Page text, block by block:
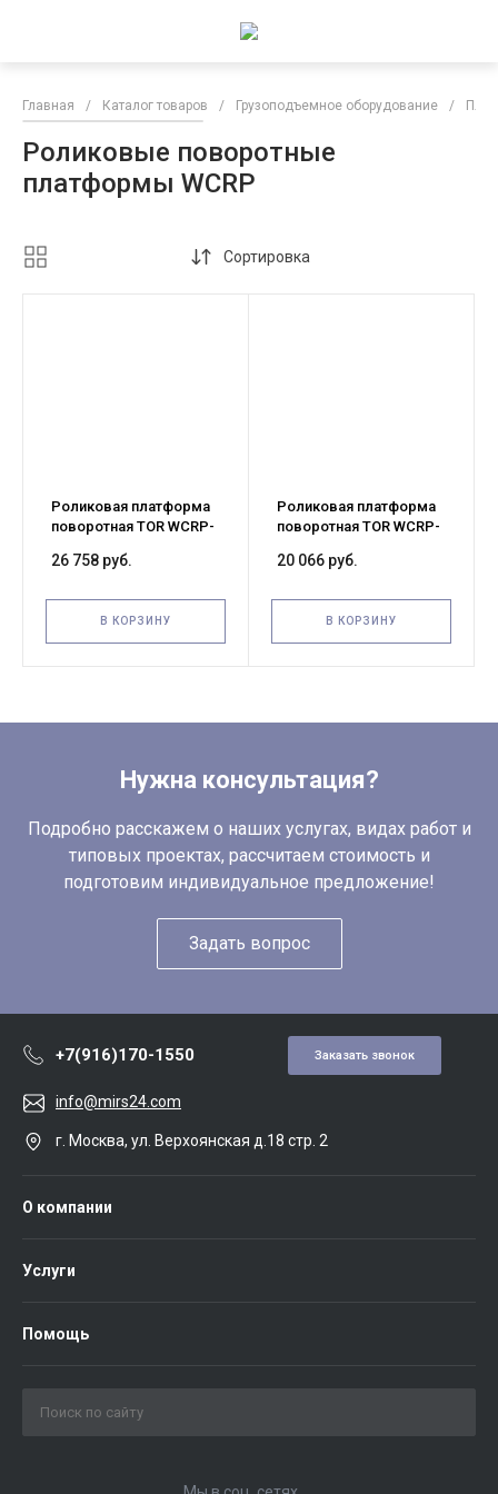
Главная / Каталог товаров / Грузоподъемное оборудование /
Роликовые поворотные
платформы WCRP
Сортировка
Роликовая платформа
поворотная TOR WCRP-
26 758 руб.
В КОРЗИНУ
Роликовая платформа
поворотная TOR WCRP-
20 066 руб.
В КОРЗИНУ
Нужна консультация?
Подробно расскажем о наших услугах, видах работ и
типовых проектах, рассчитаем стоимость и
подготовим индивидуальное предложение!
Задать вопрос
+7(916)170-1550 Заказать звонок
info@mirs24.com
г. Москва, ул. Верхоянская д.18 стр. 2
О компании
Услуги
Помощь